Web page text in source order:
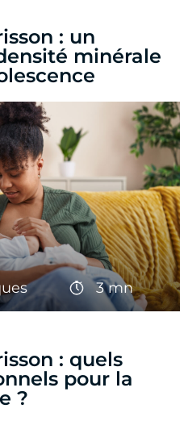
: un
minérale
3 mn
: quels
pour la
?